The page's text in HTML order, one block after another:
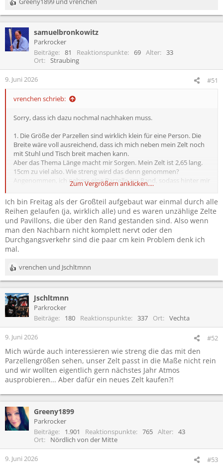
R
e
k
t
i
n
samuelbronkowitz
Parkrocker
Beiträge
81 Reaktionspunkte 69 Alter
33
Ort
Straubing
9. Juni 2026 #51
vrenchen schrieb:
Sorry, dass ich dazu nochmal nachhaken muss.
1. Die Größe der Parzellen sind wirklich klein für eine Person. Die
Breite wäre voll ausreichend, dass ich mich neben mein Zelt noch
mit Stuhl und Tisch breit machen kann.
Aber das Thema Länge macht mir Sorgen. Mein Zelt ist 2,65 lang.
15cm zu viel also. Wie streng wird das denn genommen?
Angenommen, ich nehme eine Parzelle am Rand, sodass hinter mir
keiner mehr zeltet. Dann würde das Zelt hinten und vorne jeweils
7,5 cm rausragen. Fällt das also auf oder liegt das noch in der
Grauzone?
Zum Vergrößern anklicken....
Ich bin Freitag als der Großteil aufgebaut war einmal durch alle
Reihen gelaufen (ja, wirklich alle) und es waren unzählige Zelte
und Pavillons, die über den Rand gestanden sind. Also wenn
man den Nachbarn nicht komplett nervt oder den
Durchgangsverkehr sind die paar cm kein Problem denk ich
mal.
R
e
k
t
i
n
e
n
:
vrenchen und Jschltmnn
Jschltmnn
Parkrocker
Beiträge
180 Reaktionspunkte 337 Ort Vechta
9. Juni 2026 #52
Mich würde auch interessieren wie streng die das mit den
Parzellengrößen sehen, unser Zelt passt in die Maße nicht rein
und wir wollten eigentlich gern nächstes Jahr Atmos
ausprobieren... Aber dafür ein neues Zelt kaufen?!
Greeny1899
Parkrocker
Beiträge
1.901 Reaktionspunkte 765 Alter
43
Ort
Nördlich von der Mitte
9. Juni 2026 #53